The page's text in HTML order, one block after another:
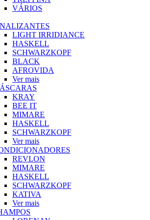
VÁRIOS
LIGHT IRRIDIANCE
HASKELL
SCHWARZKOPF
BLACK
AFROVIDA
Ver mais
KRAY
BEE IT
MIMARE
HASKELL
SCHWARZKOPF
Ver mais
REVLON
MIMARE
HASKELL
SCHWARZKOPF
KATIVA
Ver mais